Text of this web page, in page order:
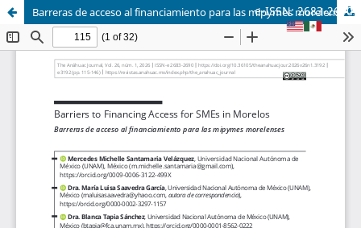
Barreras de acceso al financiamiento para las mipymes morelenses
e-ISSN: 2683-2690